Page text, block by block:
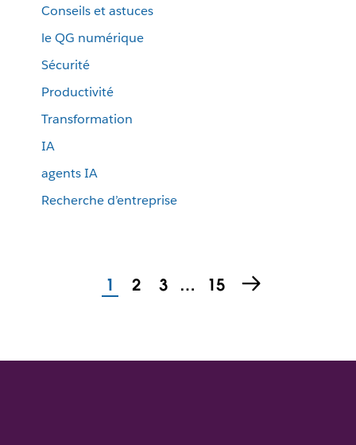
Conseils et astuces
le QG numérique
Sécurité
Productivité
Transformation
IA
agents IA
Recherche d’entreprise
1 2 3 … 15